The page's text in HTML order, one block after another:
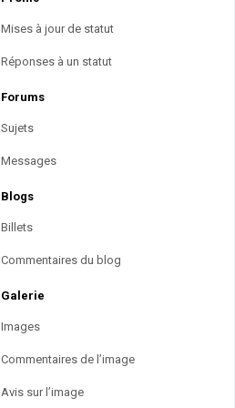
Mises à jour de statut
Réponses à un statut
Forums
Sujets
Messages
Blogs
Billets
Commentaires du blog
Galerie
Images
Commentaires de l’image
Avis sur l’image